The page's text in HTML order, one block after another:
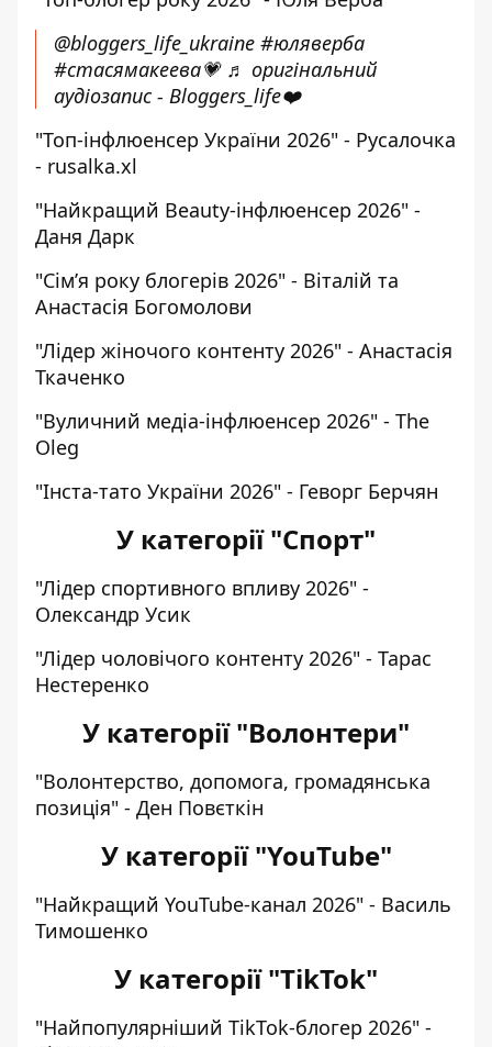
@bloggers_life_ukraine #юляверба
#стасямакеева💗 ♬ оригінальний
аудіозапис - Bloggers_life❤️
"Топ-інфлюенсер України 2026" - Русалочка
- rusalka.xl
"Найкращий Beauty-інфлюенсер 2026" -
Даня Дарк
"Сім’я року блогерів 2026" - Віталій та
Анастасія Богомолови
"Лідер жіночого контенту 2026" - Анастасія
Ткаченко
"Вуличний медіа-інфлюенсер 2026" - The
Oleg
"Інста-тато України 2026" - Геворг Берчян
У категорії "Спорт"
"Лідер спортивного впливу 2026" -
Олександр Усик
"Лідер чоловічого контенту 2026" - Тарас
Нестеренко
У категорії "Волонтери"
"Волонтерство, допомога, громадянська
позиція" - Ден Повєткін
У категорії "YouTube"
"Найкращий YouTube-канал 2026" - Василь
Тимошенко
У категорії "TikTok"
"Найпопулярніший TikTok-блогер 2026" -